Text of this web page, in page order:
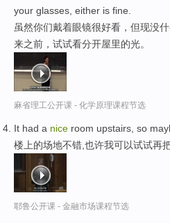
your glasses, either is fine.
虽然你们戴着眼镜很好看，但现没
来之前，试试看分开屋里的光。
麻省理工公开课 - 化学原理课程节选
It had a nice room upstairs, so
楼上的场地不错,也许我可以试试再
耶鲁公开课 - 金融市场课程节选